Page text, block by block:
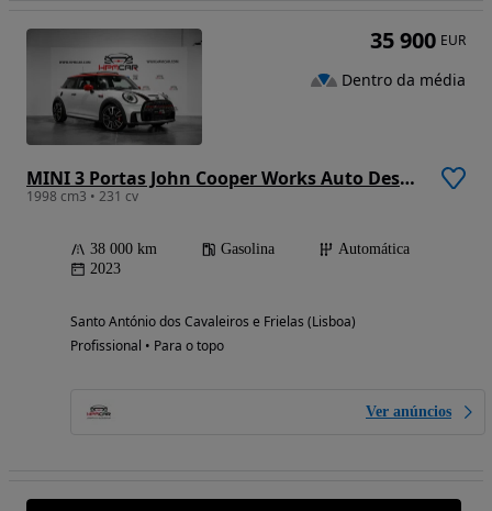
MINI 3 Portas John Cooper Works Auto Desportiva
1998 cm3 • 231 cv
38 000 km Gasolina
Automática
2023
Santo António dos Cavaleiros e Frielas (Lisboa)
Profissional • Para o topo
Ver anúncios
35 900 EUR
Dentro da média